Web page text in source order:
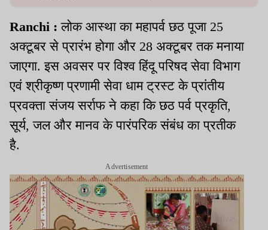
Ranchi :लोक आस्था का महापर्व छठ पूजा 25
अक्टूबर से प्रारंभ होगा और 28 अक्टूबर तक मनाया
जाएगा. इस अवसर पर विश्व हिंदू परिषद सेवा विभाग
एवं श्रीकृष्ण प्रणामी सेवा धाम ट्रस्ट के प्रांतीय
प्रवक्ता संजय सर्राफ ने कहा कि छठ पर्व प्रकृति,
सूर्य, जल और मानव के पारंपरिक संबंध का प्रतीक
है.
Advertisement